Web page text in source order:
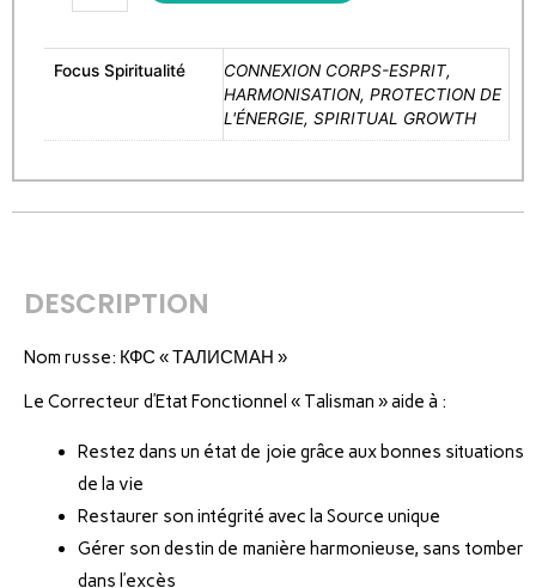
Focus Spiritualité
CONNEXION CORPS-ESPRIT,
HARMONISATION, PROTECTION DE
L'ÉNERGIE, SPIRITUAL GROWTH
DESCRIPTION
Nom russe: КФС « ТАЛИСМАН »
Le Correcteur d’Etat Fonctionnel « Talisman » aide à :
Restez dans un état de joie grâce aux bonnes situations
de la vie
Restaurer son intégrité avec la Source unique
Gérer son destin de manière harmonieuse, sans tomber
dans l’excès